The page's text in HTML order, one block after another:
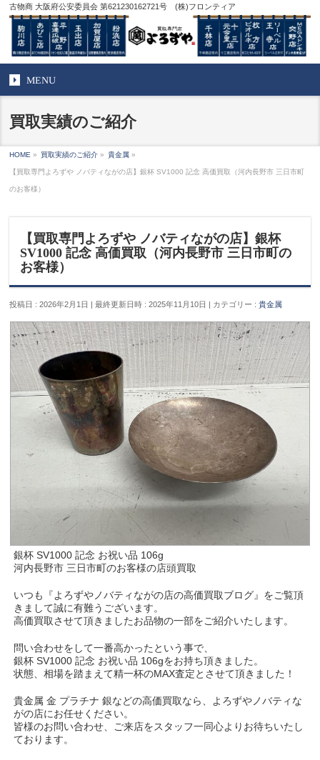
古物商 大阪府公安委員会 第621230162721号 (株)フロンティア
MENU
買取実績のご紹介
HOME » 買取実績のご紹介 » 貴金属 »
【買取専門よろずや ノバティながの店】銀杯 SV1000 記念 高価買取（河内長野市 三日市町
のお客様）
【買取専門よろずや ノバティながの店】銀杯
SV1000 記念 高価買取（河内長野市 三日市町の
お客様）
投稿日 : 2026年2月1日 最終更新日時 : 2025年11月10日 カテゴリー :貴金属
銀杯 SV1000 記念 お祝い品 106g
河内長野市 三日市町のお客様の店頭買取
いつも『よろずやノバティながの店の高価買取ブログ』をご覧頂
きまして誠に有難うございます。
高価買取させて頂きましたお品物の一部をご紹介いたします。
問い合わせをして一番高かったという事で、
銀杯 SV1000 記念 お祝い品 106gをお持ち頂きました。
状態、相場を踏まえて精一杯のMAX査定とさせて頂きました！
貴金属 金 プラチナ 銀などの高価買取なら、よろずやノバティな
がの店にお任せください。
皆様のお問い合わせ、ご来店をスタッフ一同心よりお待ちいたし
ております。